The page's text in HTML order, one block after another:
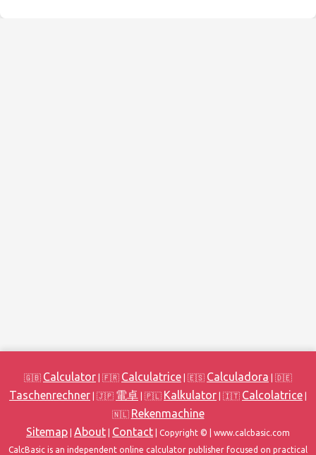
🇬🇧 Calculator | 🇫🇷 Calculatrice | 🇪🇸 Calculadora | 🇩🇪
Taschenrechner | 🇯🇵 電卓 | 🇵🇱 Kalkulator | 🇮🇹 Calcolatrice
🇳🇱 Rekenmachine
Sitemap About Contact | Copyright ©
| www.calcbasic.com
CalcBasic is an independent online calculator publisher focused on practical